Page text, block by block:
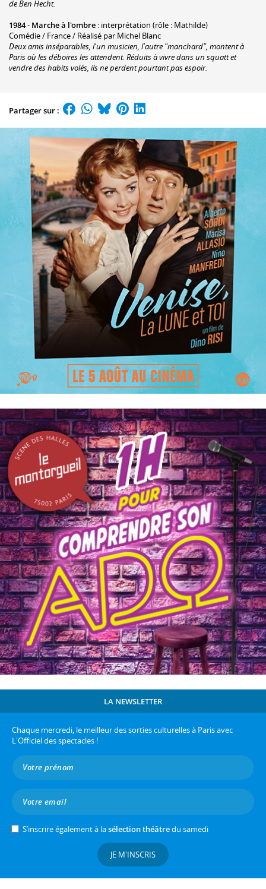
de Ben Hecht.
1984- Marche à l'ombre : interprétation (rôle : Mathilde)
Comédie / France / Réalisé par Michel Blanc
Deux amis inséparables, l'un musicien, l'autre "manchard", montent à
Paris où les déboires les attendent. Réduits à vivre dans un squatt et
vendre des habits volés, ils ne perdent pourtant pas espoir.
Partager sur :
LA NEWSLETTER
Chaque mercredi, le meilleur des sorties culturelles à Paris avec
L'Officiel des spectacles !
S’inscrire également à lasélection théâtredu samedi
JE M'INSCRIS